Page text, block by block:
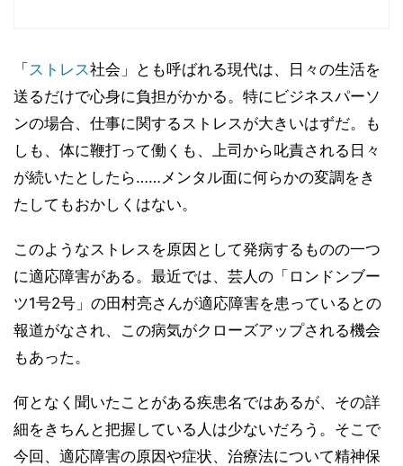
「 ストレス社会」とも呼ばれる現代は、日々の生活を
送るだけで心身に負担がかかる。特にビジネスパーソ
ンの場合、仕事に関するストレスが大きいはずだ。も
しも、体に鞭打って働くも、上司から叱責される日々
が続いたとしたら……メンタル面に何らかの変調をき
たしてもおかしくはない。
このようなストレスを原因として発病するものの一つ
に適応障害がある。最近では、芸人の「ロンドンブー
ツ1号2号」の田村亮さんが適応障害を患っているとの
報道がなされ、この病気がクローズアップされる機会
もあった。
何となく聞いたことがある疾患名ではあるが、その詳
細をきちんと把握している人は少ないだろう。そこで
今回、適応障害の原因や症状、治療法について精神保